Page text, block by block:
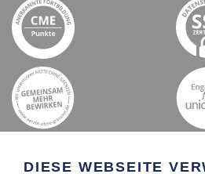
DIESE WEBSEITE